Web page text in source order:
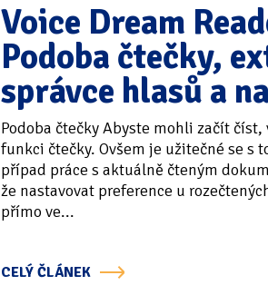
Voice Dream
Podoba čtečky,
správce hlasů a
Podoba čtečky Abyste mohli začít
funkci čtečky. Ovšem je užitečné se s
případ práce s aktuálně čteným
že nastavovat preference u
přímo ve...
CELÝ ČLÁNEK